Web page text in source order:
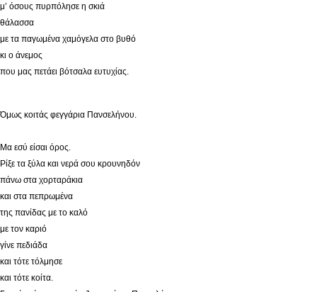
μ’ όσους πυρπόλησε η σκιά
θάλασσα
με τα παγωμένα χαμόγελα στο βυθό
κι ο άνεμος
που μας πετάει βότσαλα ευτυχίας.
Όμως κοιτάς φεγγάρια Πανσελήνου.
Μα εσύ είσαι όρος.
Ρίξε τα ξύλα και νερά σου κρουνηδόν
πάνω στα χορταράκια
και στα πεπρωμένα
της πανίδας με το καλό
με τον καριό
γίνε πεδιάδα
και τότε τόλμησε
και τότε κοίτα.